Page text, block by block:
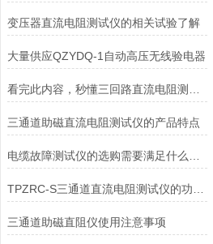
变压器直流电阻测试仪的相关试验了解
大量供应QZYDQ-1自动高压无线验电器
三通道助磁直流电阻测试仪的产品特点
三通道助磁直阻仪使用注意事项